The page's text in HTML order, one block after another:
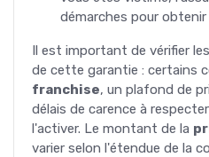
démarches pour
Il est important de vérifier les
de cette garantie : certains
franchise, un plafond de
délais de carence à
l'activer. Le montant de la
varier selon l'étendue de la